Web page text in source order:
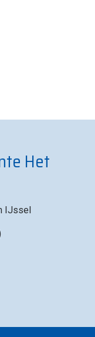
Het
IJssel